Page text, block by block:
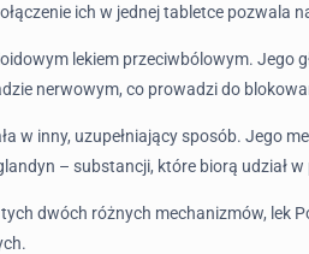
ich w jednej tabletce pozwala
lekiem przeciwbólowym. Jego
nerwowym, co prowadzi do
w inny, uzupełniający sposób. Jego
– substancji, które biorą udział
tych dwóch różnych mechanizmów,